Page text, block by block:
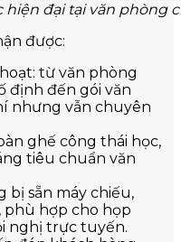
đại tại văn phòng
được:
từ văn phòng
định đến gói văn
nhưng vẫn chuyên
ghế công thái học,
tiêu chuẩn văn
bị sẵn máy chiếu,
phù hợp cho họp
nghị trực tuyến.